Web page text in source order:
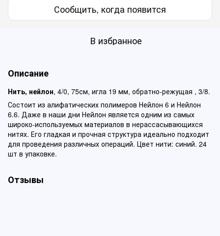
Сообщить, когда появится
В избранное
Описание
Нить, нейлон, 4/0, 75см, игла 19 мм, обратно-режущая , 3/8.
Состоит из алифатических полимеров Нейлон 6 и Нейлон
6.6. Даже в наши дни Нейлон является одним из самых
широко-используемых материалов в нерассасывающихся
нитях. Его гладкая и прочная структура идеально подходит
для проведения различных операций. Цвет нити: синий. 24
шт в упаковке.
Отзывы